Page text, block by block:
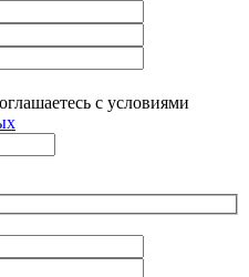
с условиями